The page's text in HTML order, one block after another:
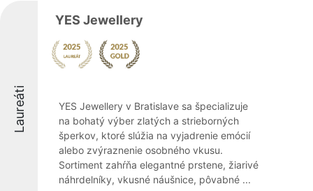
Laureáti
YES Jewellery
YES Jewellery v Bratislave sa špecializuje
na bohatý výber zlatých a strieborných
šperkov, ktoré slúžia na vyjadrenie emócií
alebo zvýraznenie osobného vkusu.
Sortiment zahŕňa elegantné prstene, žiarivé
náhrdelníky, vkusné náušnice, pôvabné ...